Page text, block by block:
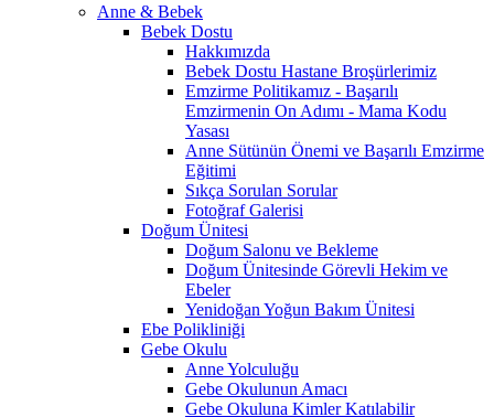
Anne & Bebek
Bebek Dostu
Hakkımızda
Bebek Dostu Hastane Broşürlerimiz
Emzirme Politikamız - Başarılı
Emzirmenin On Adımı - Mama Kodu
Yasası
Anne Sütünün Önemi ve Başarılı Emzirme
Eğitimi
Sıkça Sorulan Sorular
Fotoğraf Galerisi
Doğum Ünitesi
Doğum Salonu ve Bekleme
Doğum Ünitesinde Görevli Hekim ve
Ebeler
Yenidoğan Yoğun Bakım Ünitesi
Ebe Polikliniği
Gebe Okulu
Anne Yolculuğu
Gebe Okulunun Amacı
Gebe Okuluna Kimler Katılabilir